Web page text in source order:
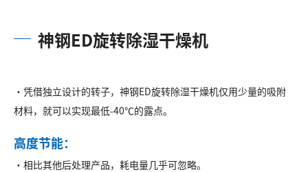
神钢ED旋转除湿干燥机
・凭借独立设计的转子，神钢ED旋转除湿干燥机仅用少量的吸附
材料，就可以实现最低-40℃的露点。
高度节能：
・相比其他后处理产品，耗电量几乎可忽略。